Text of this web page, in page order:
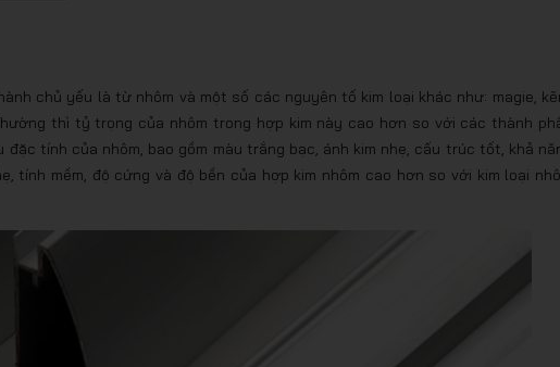
chủ yếu là từ nhôm và một số các nguyên tố kim loại khác như: magie,
thì tỷ trọng của nhôm trong hợp kim này cao hơn so với các thành
tính của nhôm, bao gồm màu trắng bạc, ánh kim nhẹ, cấu trúc tốt, khả
tính mềm, độ cứng và độ bền của hợp kim nhôm cao hơn so với kim loại